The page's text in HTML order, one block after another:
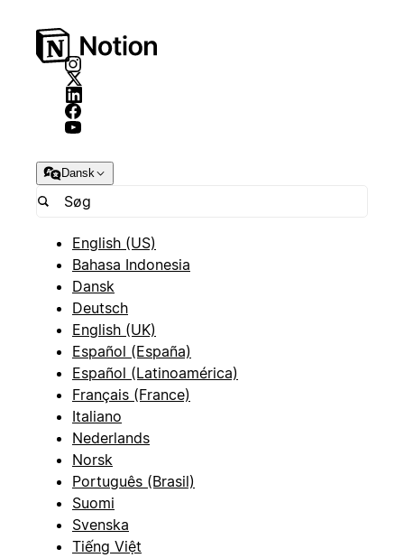
Dansk
English (US)
Bahasa Indonesia
Dansk
Deutsch
English (UK)
Español (España)
Español (Latinoamérica)
Français (France)
Italiano
Nederlands
Norsk
Português (Brasil)
Suomi
Svenska
Tiếng Việt